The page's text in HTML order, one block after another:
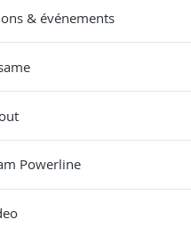
& événements
Powerline